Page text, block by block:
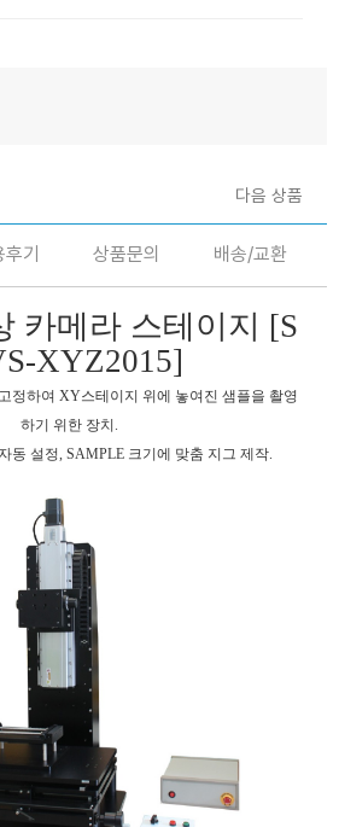
다음 상품
기 상품문의 배송/교환
카메라 스테이지 [S
XYZ2015]
정하여 XY스테이지 위에 놓여진 샘플을 촬영
하기 위한 장치.
동 설정, SAMPLE 크기에 맞춤 지그 제작.